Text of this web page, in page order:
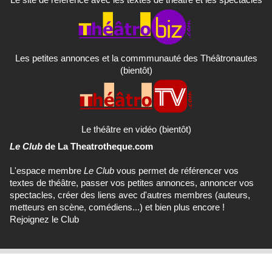
Les petites annonces et la commmunauté des Théâtronautes
(bientôt)
Le théâtre en vidéo (bientôt)
Le Club de La Theatrotheque.com
L'espace membre Le Club vous permet de référencer vos
textes de théâtre, passer vos petites annonces, annoncer vos
spectacles, créer des liens avec d'autres membres (auteurs,
metteurs en scène, comédiens...) et bien plus encore !
Rejoignez le Club